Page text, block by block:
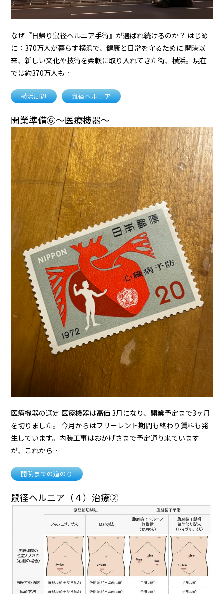
なぜ『日帰り鼠径ヘルニア手術』が選ばれ続けるのか？ はじめ
に：370万人が暮らす横浜で、健康と日常を守るために 開港以
来、新しい文化や技術を柔軟に取り入れてきた街、横浜。現在
では約370万人も…
横浜周辺 鼠径ヘルニア
開業準備⑥～医療機器～
医療機器の選定 医療機器は高価 3月になり、開業予定まで3ヶ月
を切りました。 今月からはフリーレント期間も終わり賃料も発
生しています。内装工事はおかげさまで予定通り来ています
が、これから…
開院までの道のり
鼠径ヘルニア（４）治療②